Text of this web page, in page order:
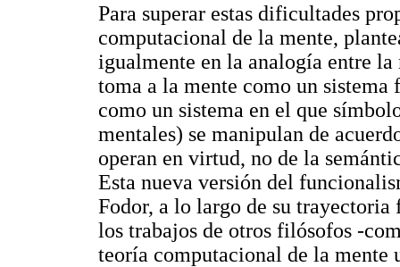
Para superar estas dificultades
computacional de la mente,
igualmente en la analogía entre
toma a la mente como un
como un sistema en el que
mentales) se manipulan de
operan en virtud, no de la
Esta nueva versión del
Fodor, a lo largo de su
los trabajos de otros filósofos -
teoría computacional de la mente